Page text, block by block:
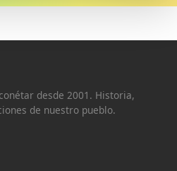
desde 2001. Historia,
de nuestro pueblo.